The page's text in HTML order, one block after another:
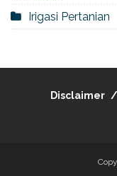
Irigasi Pertanian
Disclaimer